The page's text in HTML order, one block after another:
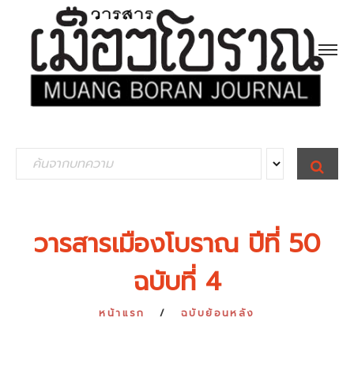
e
S
E
A
วารสารเมืองโบราณ ปีที่ 50
ฉบับที่ 4
หน้าแรก ฉบับย้อนหลัง